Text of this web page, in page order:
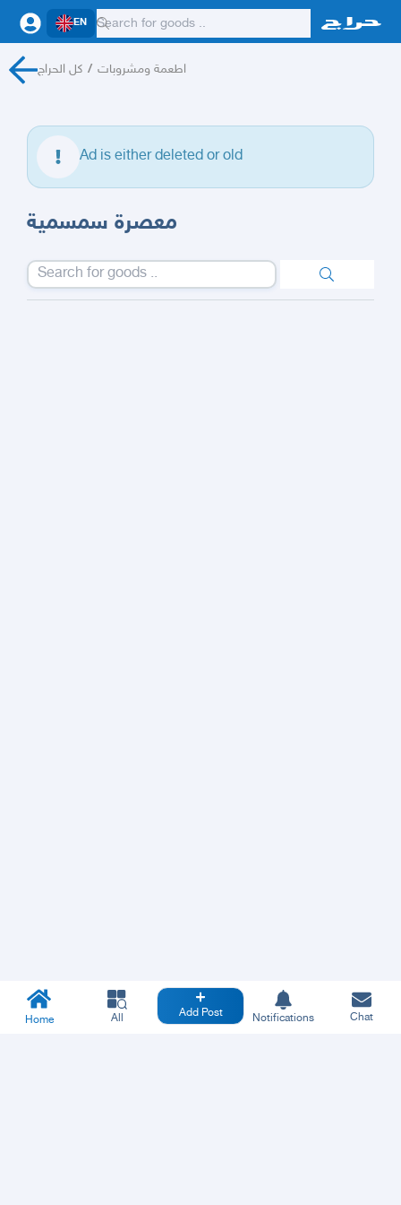
EN
كل الحراج / اطعمة ومشروبات
Ad is either deleted or old
معصرة سمسمية
Home All Add Post Notifications Chat